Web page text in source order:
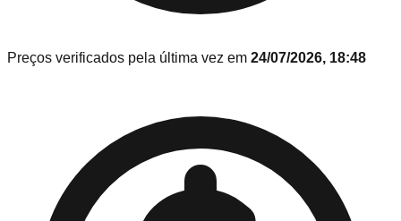
Preços verificados pela última vez em 24/07/2026, 18:48